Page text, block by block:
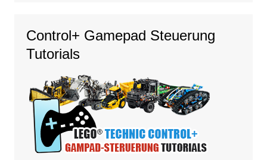
Control+ Gamepad Steuerung
Tutorials